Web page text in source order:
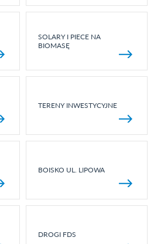
SOLARY I PIECE NA
BIOMASĘ
TERENY INWESTYCYJNE
BOISKO UL. LIPOWA
DROGI FDS